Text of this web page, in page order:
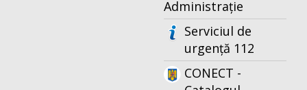
Administrație
Serviciul de
urgență 112
CONECT -